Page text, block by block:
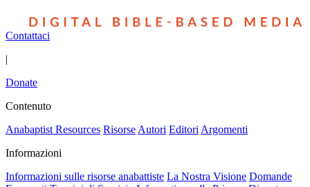
Contattaci
|
Donate
Contenuto
Anabaptist Resources Risorse Autori Editori Argomenti
Informazioni
Informazioni sulle risorse anabattiste La Nostra Visione Domande